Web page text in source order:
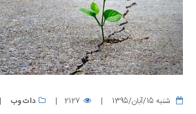
شنبه 15/آبان/1395 2127 دات وب